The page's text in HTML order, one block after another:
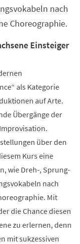
nach
Choreographie.
Einsteiger
als Kategorie
auf Arte.
Übergänge der
über den
Kurs eine
wie Dreh-, Sprung-
nach
Mit
die Chance diesen
zu erlernen, denn
mit sukzessiven